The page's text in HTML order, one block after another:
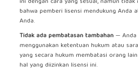
bahwa pemberi lisensi mendukung Anda
Anda.
Tidak ada pembatasan tambahan— Anda
menggunakan ketentuan hukum atau
yang secara hukum membatasi orang
hal yang diizinkan lisensi ini.